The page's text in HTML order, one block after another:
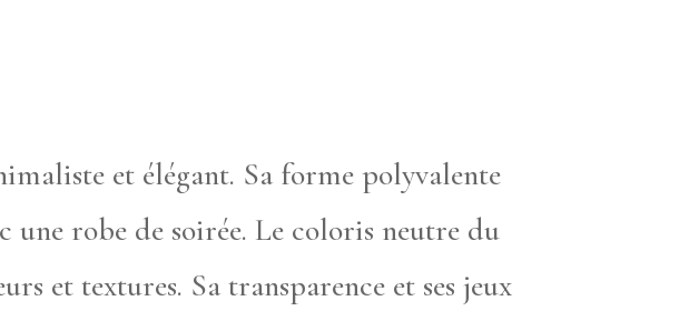
et élégant. Sa forme polyvalente
une robe de soirée. Le coloris neutre du
et textures. Sa transparence et ses jeux